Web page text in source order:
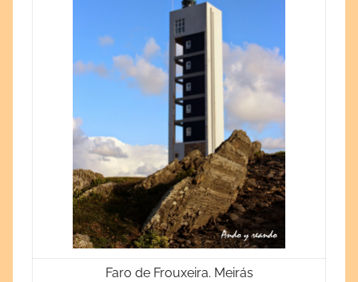
Faro de Frouxeira. Meirás